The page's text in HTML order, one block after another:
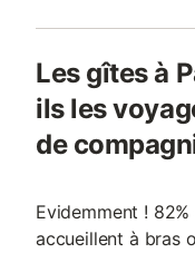
Les gîtes à
ils les
de
Evidemment !
accueillent à bras